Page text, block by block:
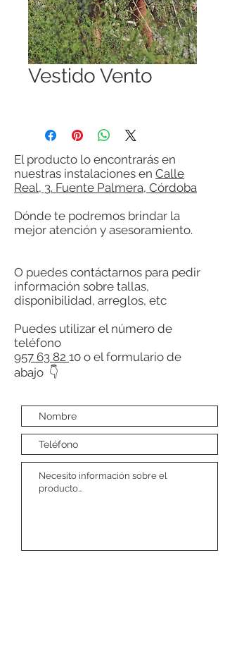
Vestido Vento
El producto lo encontrarás en
nuestras instalaciones en Calle
Real, 3. Fuente Palmera, Córdoba
Dónde te podremos brindar la
mejor atención y asesoramiento.
O puedes contáctarnos para pedir
información sobre tallas,
disponibilidad, arreglos, etc
Puedes utilizar el número de
teléfono
957 63 82 10 o el formulario de
abajo 👇